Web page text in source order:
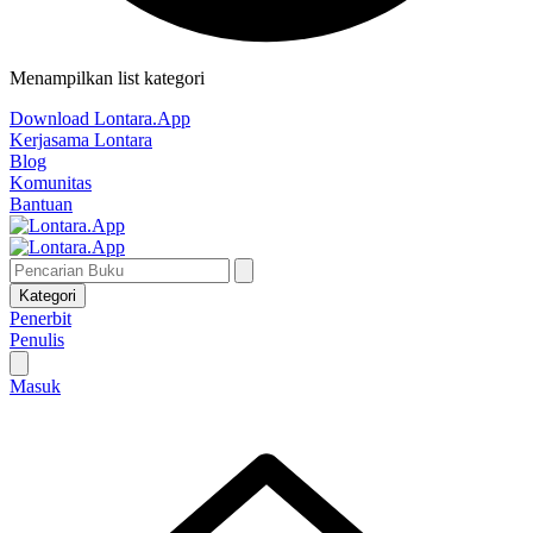
Menampilkan list kategori
Download Lontara.App
Kerjasama Lontara
Blog
Komunitas
Bantuan
Kategori
Penerbit
Penulis
Masuk